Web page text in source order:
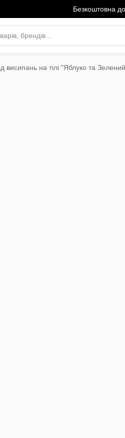
Безкоштовна
висипань на тілі "Яблуко та